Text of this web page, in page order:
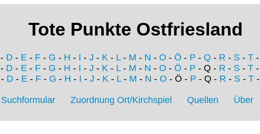
Tote Punkte Ostfriesland
- D - E - F - G - H - I - J - K - L- M - N - O - Ö - P - Q - R - S - T -
- D - E - F - G - H - I - J - K - L- M - N - O - Ö - P - Q - R - S - T -
- D- E- F- G - H - I - J - K- L- M - N - O - Ö - P - Q - R - S- T-
Suchformular Zuordnung Ort/Kirchspiel Quellen Über